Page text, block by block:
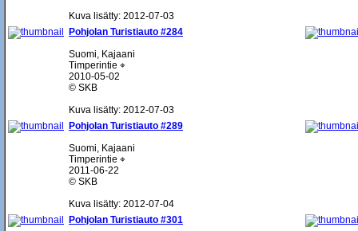
Kuva lisätty: 2012-07-03
Pohjolan Turistiauto #284
Suomi, Kajaani
Timperintie ⌖
2010-05-02
© SKB
Kuva lisätty: 2012-07-03
Pohjolan Turistiauto #289
Suomi, Kajaani
Timperintie ⌖
2011-06-22
© SKB
Kuva lisätty: 2012-07-04
Pohjolan Turistiauto #301